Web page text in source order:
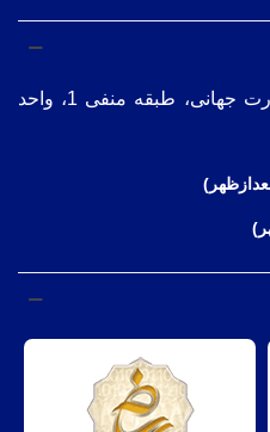
میدان فردوسی، مجتمع تجارت جهانی، طبقه منفی 1، واحد